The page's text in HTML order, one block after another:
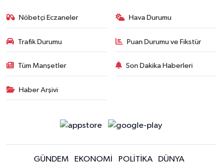
Nöbetçi Eczaneler Hava Durumu
Trafik Durumu Puan Durumu ve Fikstür
Tüm Manşetler Son Dakika Haberleri
Haber Arşivi
GÜNDEM EKONOMİ POLİTİKA
DÜNYA